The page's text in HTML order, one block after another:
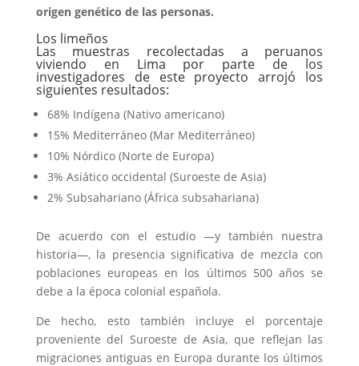
origen genético de las personas.
Los limeños
Las muestras recolectadas a peruanos
viviendo en Lima por parte de los
investigadores de este proyecto arrojó los
siguientes resultados:
68% Indígena (Nativo americano)
15% Mediterráneo (Mar Mediterráneo)
10% Nórdico (Norte de Europa)
3% Asiático occidental (Suroeste de Asia)
2% Subsahariano (África subsahariana)
De acuerdo con el estudio —y también nuestra
historia—, la presencia significativa de mezcla con
poblaciones europeas en los últimos 500 años se
debe a la época colonial española.
De hecho, esto también incluye el porcentaje
proveniente del Suroeste de Asia, que reflejan las
migraciones antiguas en Europa durante los últimos